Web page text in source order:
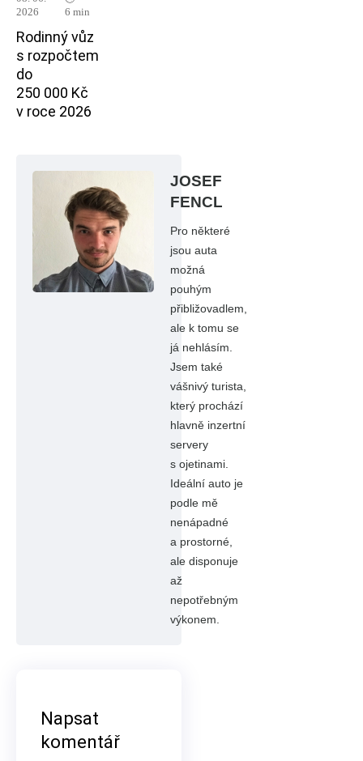
2026
6 min
Rodinný vůz
s rozpočtem
do
250 000 Kč
v roce 2026
JOSEF
FENCL
Pro některé
jsou auta
možná
pouhým
přibližovadlem,
ale k tomu se
já nehlásím.
Jsem také
vášnivý turista,
který prochází
hlavně inzertní
servery
s ojetinami.
Ideální auto je
podle mě
nenápadné
a prostorné,
ale disponuje
až
nepotřebným
výkonem.
Napsat
komentář